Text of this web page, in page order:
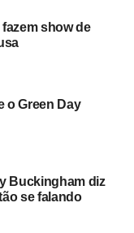
de Finch.
lenda: Whitehead
dar – por
Joy Division.
resposta ao
1970, à ascensão
intercala
um sujeito
show de
o Green Day
Buckingham diz
se falando